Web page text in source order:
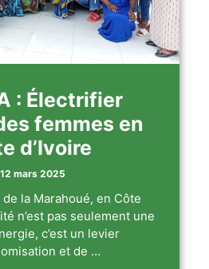
: Électrifier
femmes en
d’Ivoire
12 mars 2025
la Marahoué, en Côte
n’est pas seulement une
c’est un levier
et de …